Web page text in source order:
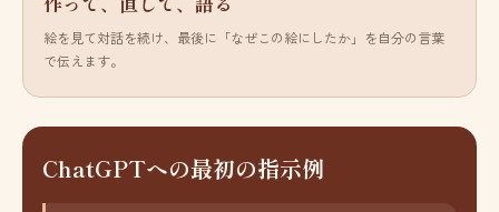
絵を見て対話を続け、最後に「なぜこの絵にしたか」を自分の言葉
で伝えます。
ChatGPTへの最初の指示例